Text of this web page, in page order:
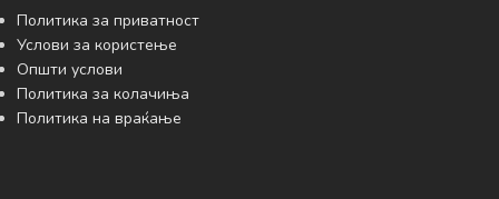
Политика за приватност
Услови за користење
Општи услови
Политика за колачиња
Политика на враќање